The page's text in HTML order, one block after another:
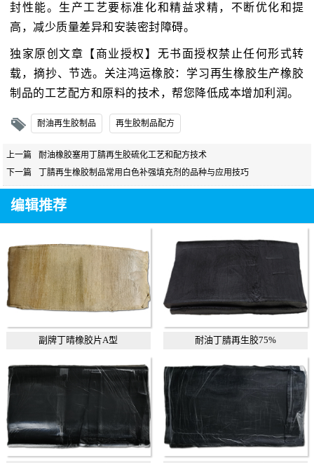
封性能。生产工艺要标准化和精益求精，不断优化和提
高，减少质量差异和安装密封障碍。
独家原创文章【商业授权】无书面授权禁止任何形式转
载，摘抄、节选。关注鸿运橡胶：学习再生橡胶生产橡胶
制品的工艺配方和原料的技术，帮您降低成本增加利润。
耐油再生胶制品 再生胶制品配方
上一篇
耐油橡胶塞用丁腈再生胶硫化工艺和配方技术
下一篇
丁腈再生橡胶制品常用白色补强填充剂的品种与应用技巧
编辑推荐
副牌丁晴橡胶片A型 耐油丁腈再生胶75%